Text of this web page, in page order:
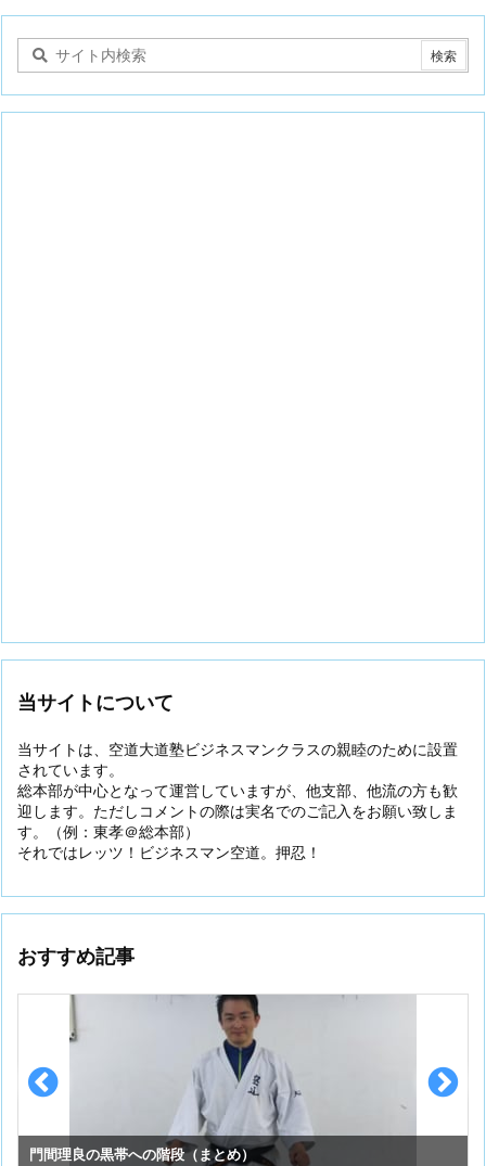
当サイトについて
当サイトは、空道大道塾ビジネスマンクラスの親睦のために設置
されています。
総本部が中心となって運営していますが、他支部、他流の方も歓
迎します。ただしコメントの際は実名でのご記入をお願い致しま
す。（例：東孝＠総本部）
それではレッツ！ビジネスマン空道。押忍！
おすすめ記事
スーパーセーフのお手入れ （①初めての投稿）